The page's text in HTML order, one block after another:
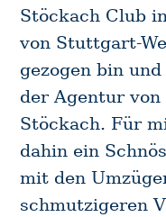
Stöckach Club
von Stuttgart-
gezogen bin
der Agentur
Stöckach. Für
dahin ein
mit den
schmutzigeren